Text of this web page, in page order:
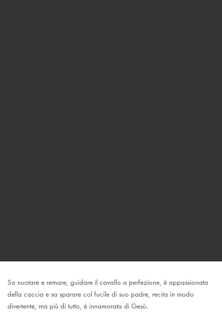
Sa nuotare e remare, guidare il cavallo a perfezione, è appassionata
della caccia e sa sparare col fucile di suo padre, recita in modo
divertente, ma più di tutto, è innamorata di Gesù.